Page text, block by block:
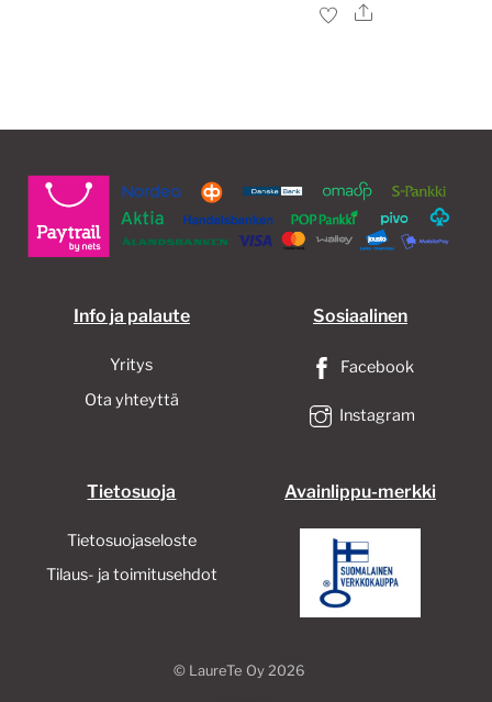
Voit
valinnat
tuotteen
Ale
Info ja palaute
Yritys
Ota yhteyttä
Sosiaalinen
Facebook
Instagram
Tietosuoja
Tietosuojaseloste
Tilaus- ja toimitusehdot
Avainlippu-merkki
© LaureTe Oy2026